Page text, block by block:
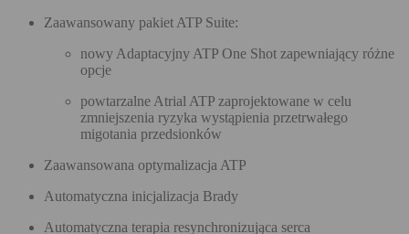
Zaawansowany pakiet ATP Suite:
nowy Adaptacyjny ATP One Shot zapewniający różne
opcje
powtarzalne Atrial ATP zaprojektowane w celu
zmniejszenia ryzyka wystąpienia przetrwałego
migotania przedsionków
Zaawansowana optymalizacja ATP
Automatyczna inicjalizacja Brady
Automatyczna terapia resynchronizująca serca